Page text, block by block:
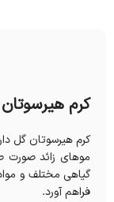
کرم
کرم هیرسوتان گل
موهای زائد صورت
فراهم آورد.